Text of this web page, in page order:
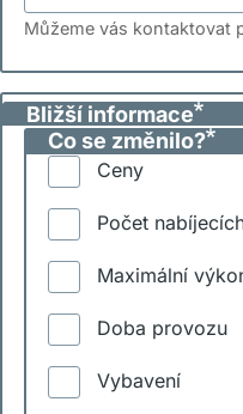
Můžeme vás kontaktovat
Bližší informace
Co se změnilo?
Ceny
Počet
Maximální
Doba provozu
Vybavení